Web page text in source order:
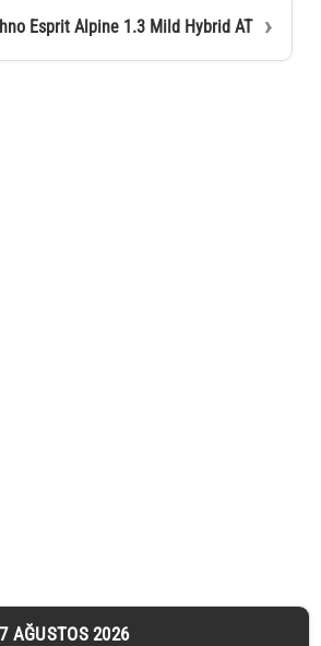
Esprit Alpine 1.3 Mild Hybrid AT
AĞUSTOS 2026